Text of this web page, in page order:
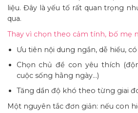
liệu. Đây là yếu tố rất quan trọng
qua.
Thay vì chọn theo cảm tính, bố mẹ
Ưu tiên nội dung ngắn, dễ hiểu,
Chọn chủ đề con yêu thích
cuộc sống hằng ngày…)
Tăng dần độ khó theo từng giai
Một nguyên tắc đơn giản: nếu con